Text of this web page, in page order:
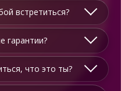
встретиться?
гарантии?
что это ты?